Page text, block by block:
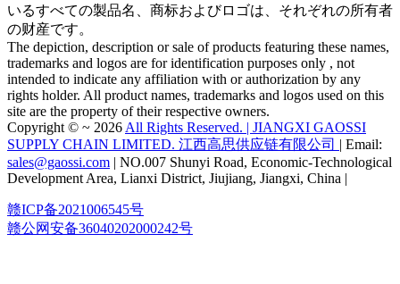
いるすべての製品名、商标およびロゴは、それぞれの所有者
の财産です。
The depiction, description or sale of products featuring these names,
trademarks and logos are for identification purposes only , not
intended to indicate any affiliation with or authorization by any
rights holder. All product names, trademarks and logos used on this
site are the property of their respective owners.
Copyright © ~ 2026 All Rights Reserved. | JIANGXI GAOSSI
SUPPLY CHAIN LIMITED. 江西高思供应链有限公司 | Email:
sales@gaossi.com | NO.007 Shunyi Road, Economic-Technological
Development Area, Lianxi District, Jiujiang, Jiangxi, China |
赣ICP备2021006545号
赣公网安备36040202000242号